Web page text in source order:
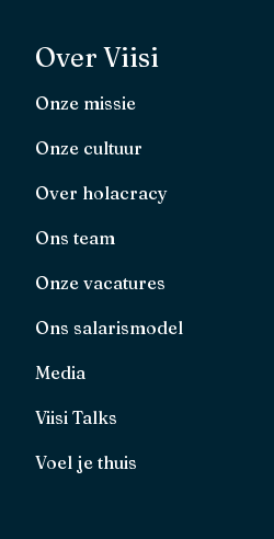
Over Viisi
Onze missie
Onze cultuur
Over holacracy
Ons team
Onze vacatures
Ons salarismodel
Media
Viisi Talks
Voel je thuis